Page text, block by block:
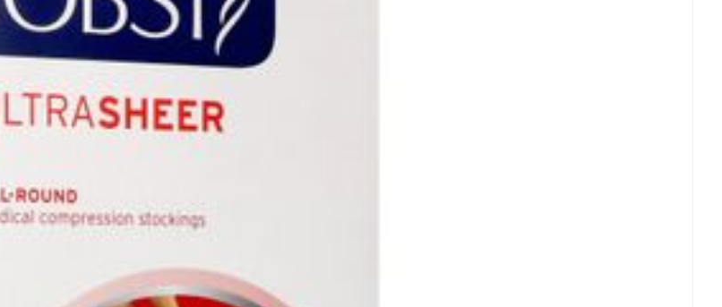
wasverzachter.
Niet chemisch reinigen en niet strijgen, overvloedig en grondig naspoelen.
Niet wringen, evetueel in een handdoek rollen.
Laten drogen op kamertemperatuur, verwijderd van een warmtebron en niet in de zon.
Bewaren op een droge plaats, afgesloten van het licht.
Niet samen gebruiken met crème, olie of zalf.
aansprakelijkheid.
Behoud Kamertemperatuur (15°C - 25°C)